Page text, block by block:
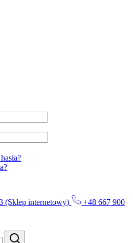
(Sklep internetowy)
+48 667 900